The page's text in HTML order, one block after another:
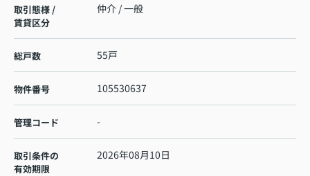
取引態様 /
賃貸区分
仲介 / 一般
総戸数 55戸
物件番号 105530637
管理コード -
取引条件の
有効期限
2026年08月10日